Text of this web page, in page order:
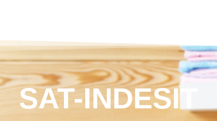
SAT-INDESIT